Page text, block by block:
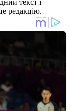
текст і
редакцію.